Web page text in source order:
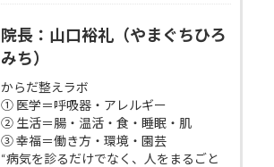
院長：山口裕礼（やまぐちひろ
みち）
からだ整えラボ
① 医学＝呼吸器・アレルギー
② 生活＝腸・温活・食・睡眠・肌
③ 幸福＝働き方・環境・園芸
“病気を診るだけでなく、人をまるごと